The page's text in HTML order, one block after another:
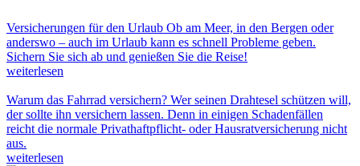
Versicherungen für den Urlaub Ob am Meer, in den Bergen oder
anderswo – auch im Urlaub kann es schnell Probleme geben.
Sichern Sie sich ab und genießen Sie die Reise!
weiterlesen
Warum das Fahrrad versichern? Wer seinen Drahtesel schützen will,
der sollte ihn versichern lassen. Denn in einigen Schadenfällen
reicht die normale Privathaftpflicht- oder Hausratversicherung nicht
aus.
weiterlesen